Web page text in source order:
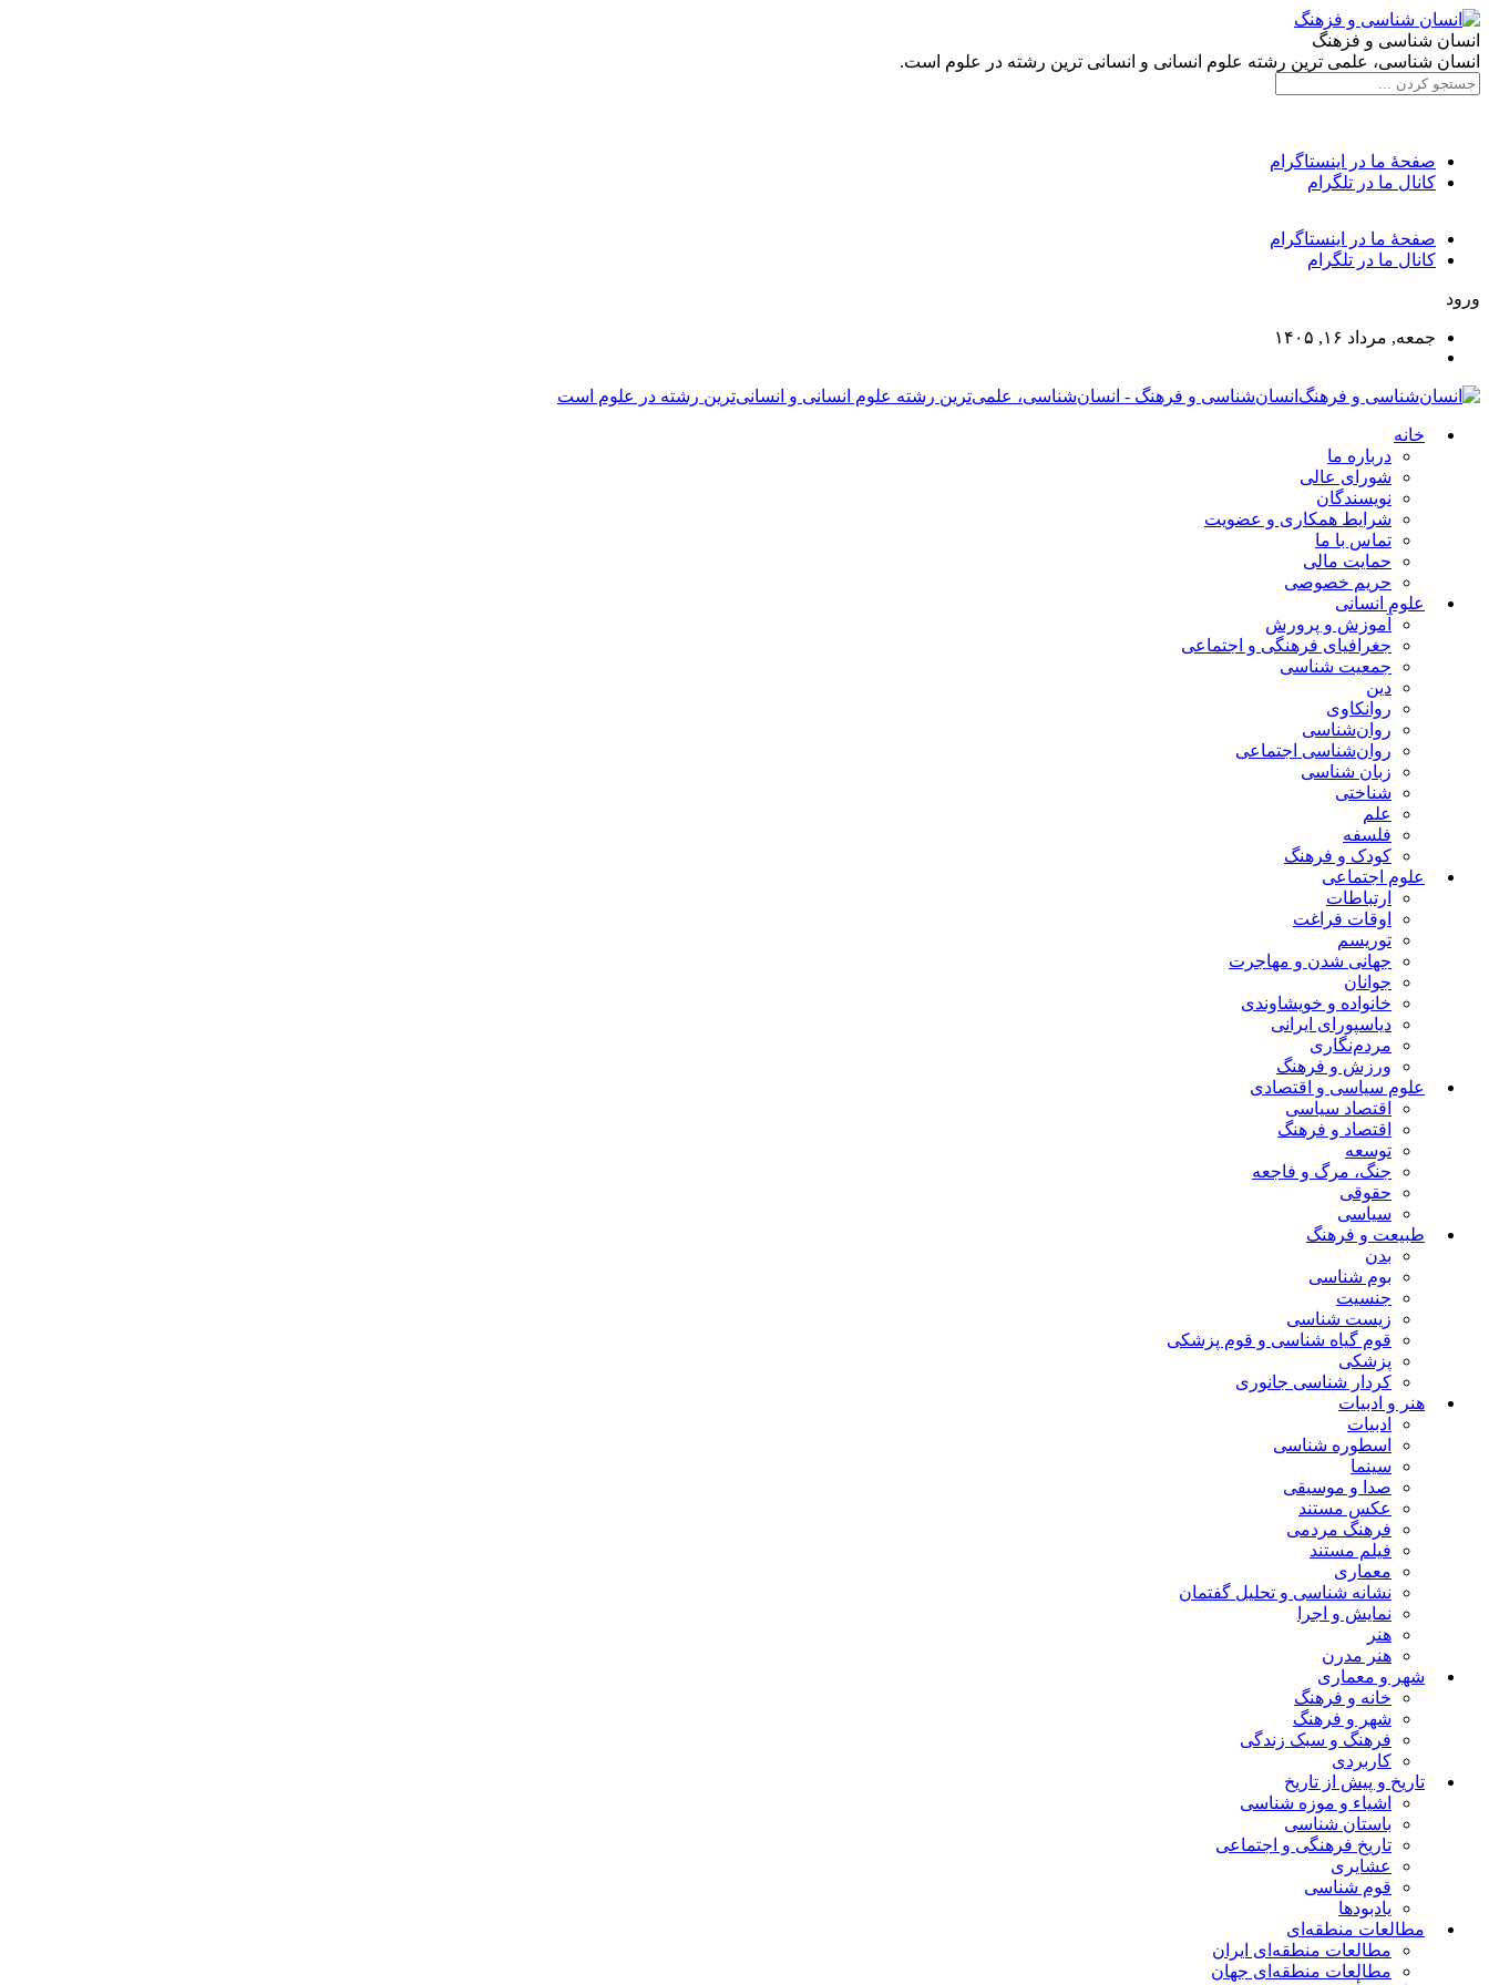
انسان شناسی و فزهنگ
انسان شناسی، علمی ترین رشته علوم انسانی و انسانی ترین رشته در علوم است.
صفحۀ ما در اینستاگرام
کانال ما در تلگرام
صفحۀ ما در اینستاگرام
کانال ما در تلگرام
ورود
جمعه, مرداد ۱۶, ۱۴۰۵
انسان‌شناسی و فرهنگ - انسان‌شناسی، علمی‌ترین رشته علوم انسانی و انسانی‌ترین رشته در علوم است
خانه
درباره ما
شورای عالی
نویسندگان
شرایط همکاری و عضویت
تماس با ما
حمایت مالی
حریم خصوصی
علوم انسانی
آموزش و پرورش
جغرافیای فرهنگی و اجتماعی
جمعیت شناسی
دین
روانکاوی
روان‌شناسی
روان‌شناسی اجتماعی
زبان شناسی
شناختی
علم
فلسفه
کودک و فرهنگ
علوم اجتماعی
ارتباطات
اوقات فراغت
توریسم
جهانی شدن و مهاجرت
جوانان
خانواده و خویشاوندی
دیاسپورای ایرانی
مردم‌نگاری
ورزش و فرهنگ
علوم سیاسی و اقتصادی
اقتصاد سیاسی
اقتصاد و فرهنگ
توسعه
جنگ، مرگ و فاجعه
حقوقی
سیاسی
طبیعت و فرهنگ
بدن
بوم شناسی
جنسیت
زیست شناسی
قوم گیاه شناسی و قوم پزشکی
پزشکی
کردار شناسی جانوری
هنر و ادبیات
ادبیات
اسطوره شناسی
سینما
صدا و موسیقی
عکس مستند
فرهنگ مردمی
فیلم مستند
معماری
نشانه شناسی و تحلیل گفتمان
نمایش و اجرا
هنر
هنر مدرن
شهر و معماری
خانه و فرهنگ
شهر و فرهنگ
فرهنگ و سبک زندگی
کاربردی
تاریخ و پیش از تاریخ
اشیاء و موزه شناسی
باستان شناسی
تاریخ فرهنگی و اجتماعی
عشایری
قوم شناسی
یادبودها
مطالعات منطقه‌ای
مطالعات منطقه‌ای ایران
مطالعات منطقه‌ای جهان